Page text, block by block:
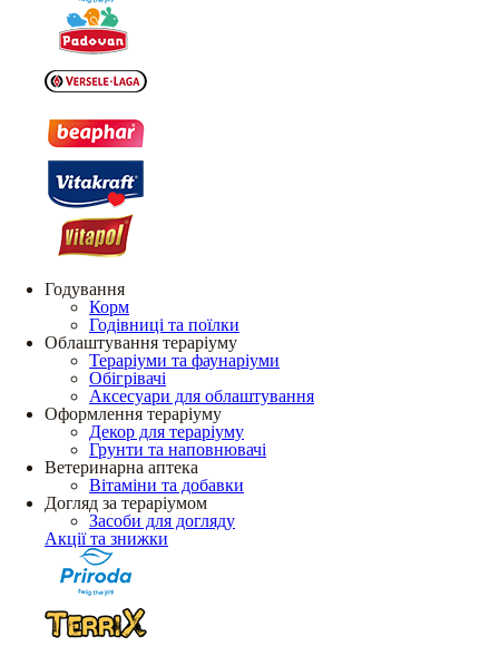
Годування
Корм
Годівниці та поїлки
Облаштування тераріуму
Тераріуми та фаунаріуми
Обігрівачі
Аксесуари для облаштування
Оформлення тераріуму
Декор для тераріуму
Грунти та наповнювачі
Ветеринарна аптека
Вітаміни та добавки
Догляд за тераріумом
Засоби для догляду
Акції та знижки